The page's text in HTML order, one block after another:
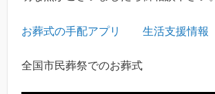
お葬式の手配アプリ 生活支援情報
全国市民葬祭でのお葬式